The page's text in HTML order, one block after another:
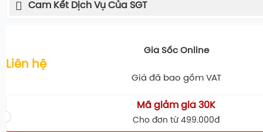
Cam Kết Dịch Vụ Của SGT
Giá Sốc Online
Liên hệ
Giá đã bao gồm VAT
Mã giảm giá 30K
Cho đơn từ 499.000đ